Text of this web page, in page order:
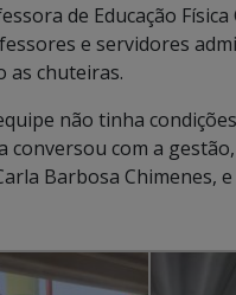
de Educação
e servidores
as chuteiras.
não tinha
conversou com a
Barbosa Chimenes,